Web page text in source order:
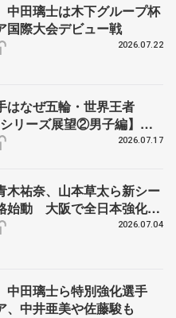
中田璃士は木下グループ杯
際大会デビュー戦
2026.07.22
はなぜ五輪・世界王者
リーズ展望②男子編】
ト#73を配信
2026.07.17
木祐奈、山本草太ら新シー
始動 大阪で全日本強化合
ビューの島田麻央らも
2026.07.04
中田璃士ら特別強化選手
、中井亜美や佐藤駿も